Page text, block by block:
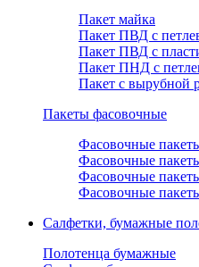
Пакет майка
Пакет ПВД с
Пакет ПВД с
Пакет ПНД с
Пакет с вырубной
Пакеты фасовочные
Фасовочные
Фасовочные
Фасовочные
Фасовочные
Салфетки, бумажные
Полотенца бумажные